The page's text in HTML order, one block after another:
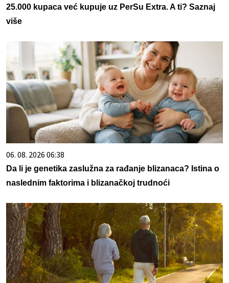
25.000 kupaca već kupuje uz PerSu Extra. A ti? Saznaj
više
06. 08. 2026 06:38
Da li je genetika zaslužna za rađanje blizanaca? Istina o
naslednim faktorima i blizanačkoj trudnoći